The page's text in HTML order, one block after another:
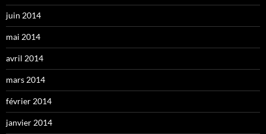
juin 2014
mai 2014
avril 2014
mars 2014
février 2014
janvier 2014